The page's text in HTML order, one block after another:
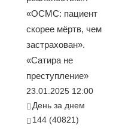
«ОСМС: пациент
скорее мёртв, чем
застрахован».
«Сатира не
преступление»
23.01.2025 12:00
День за днем
144 (40821)